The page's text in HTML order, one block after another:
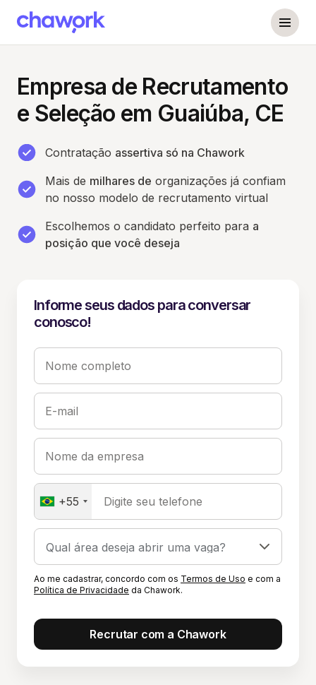
Empresa de Recrutamento
e Seleção em Guaiúba, CE
Contratação assertiva só na Chawork
Mais de milhares de organizações já confiam
no nosso modelo de recrutamento virtual
Escolhemos o candidato perfeito para a
posição que você deseja
Informe seus dados para conversar
conosco!
Nome completo
E-mail
Nome da empresa
+55 Digite seu telefone
Ao me cadastrar, concordo com os Termos de Uso e com a
Política de Privacidade da Chawork.
Recrutar com a Chawork